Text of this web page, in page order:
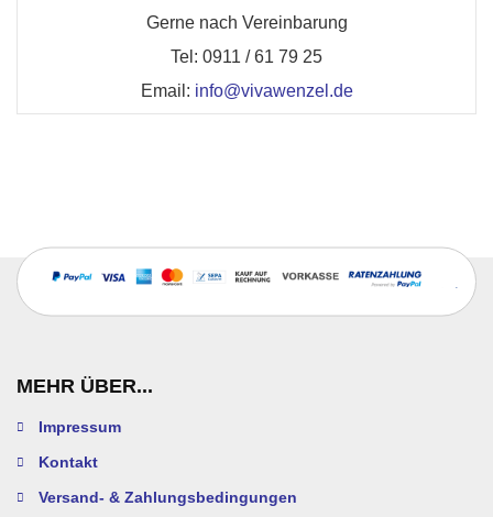
Gerne nach Vereinbarung
Tel: 0911 / 61 79 25
Email: info@vivawenzel.de
MEHR ÜBER...
Impressum
Kontakt
Versand- & Zahlungsbedingungen